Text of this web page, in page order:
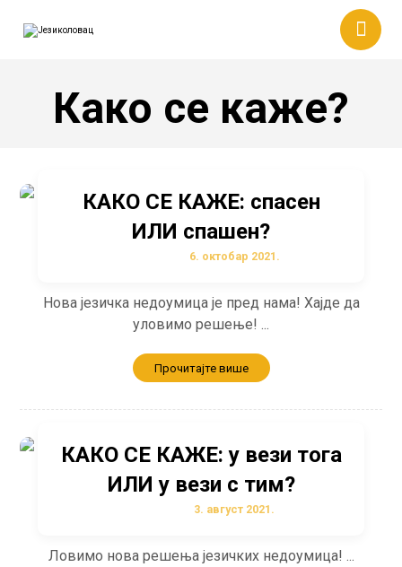
Како се каже?
КАКО СЕ КАЖЕ: спасен
ИЛИ спашен?
6. октобар 2021.
Нова језичка недоумица је пред нама! Хајде да
уловимо решење! ...
Прочитајте више
КАКО СЕ КАЖЕ: у вези тога
ИЛИ у вези с тим?
3. август 2021.
Ловимо нова решења језичких недоумица! ...